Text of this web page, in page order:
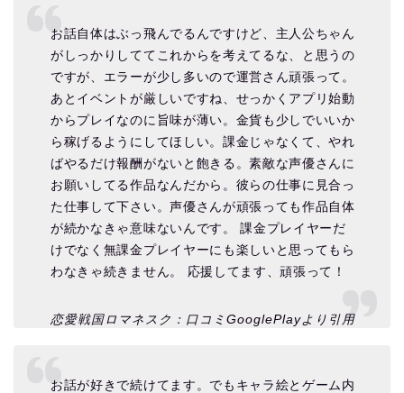
お話自体はぶっ飛んでるんですけど、主人公ちゃん
がしっかりしててこれからを考えてるな、と思うの
ですが、エラーが少し多いので運営さん頑張って。
あとイベントが厳しいですね、せっかくアプリ始動
からプレイなのに旨味が薄い。金貨も少しでいいか
ら稼げるようにしてほしい。課金じゃなくて、やれ
ばやるだけ報酬がないと飽きる。素敵な声優さんに
お願いしてる作品なんだから。彼らの仕事に見合っ
た仕事して下さい。声優さんが頑張っても作品自体
が続かなきゃ意味ないんです。 課金プレイヤーだ
けでなく無課金プレイヤーにも楽しいと思ってもら
わなきゃ続きません。 応援してます、頑張って！
恋愛戦国ロマネスク：口コミGooglePlayより引用
お話が好きで続けてます。でもキャラ絵とゲーム内